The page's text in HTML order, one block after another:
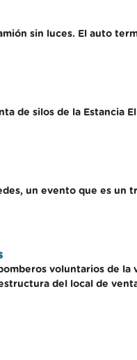
sin luces. El auto
de silos de la Estancia
un evento que es un
voluntarios de la
del local de